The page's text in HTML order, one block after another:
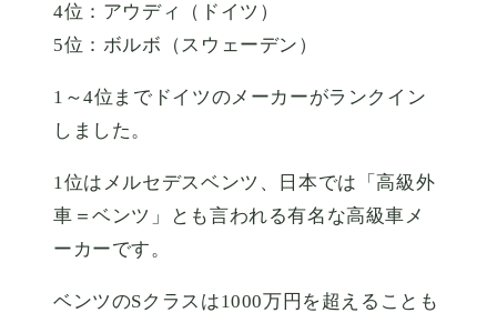
4位：アウディ（ドイツ）
5位：ボルボ（スウェーデン）
1～4位までドイツのメーカーがランクイン
しました。
1位はメルセデスベンツ、日本では「高級外
車＝ベンツ」とも言われる有名な高級車メ
ーカーです。
ベンツのSクラスは1000万円を超えることも